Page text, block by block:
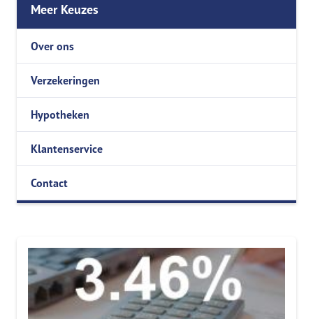
Meer Keuzes
Over ons
Verzekeringen
Hypotheken
Klantenservice
Contact